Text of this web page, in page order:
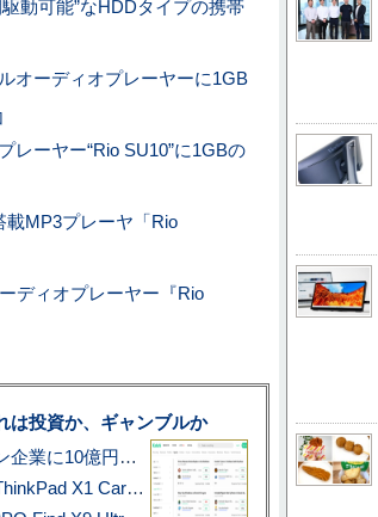
動可能”なHDDタイプの携帯
オーディオプレーヤーに1GB
レーヤー“Rio SU10”に1GBの
載MP3プレーヤ「Rio
ディオプレーヤー『Rio
投資か、ギャンブルか
アマゾン配送を支える物流大手、ステーブルコイン企業に10億円投資のワケ
あこがれの旗艦モバイルノートPC最新モデル=「ThinkPad X1 Carbon Gen 14 Aura Edition」実機レビュー